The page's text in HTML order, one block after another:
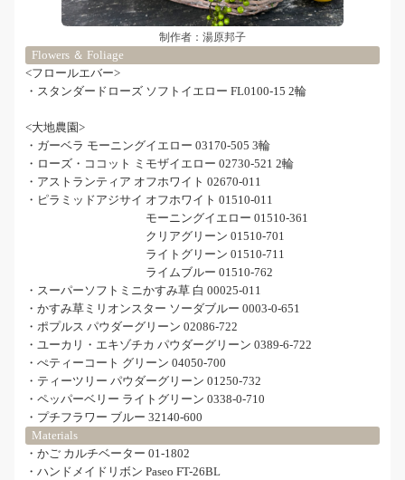
制作者：湯原邦子
Flowers ＆ Foliage
<フロールエバー>
・スタンダードローズ ソフトイエロー FL0100-15 2輪
<大地農園>
・ガーベラ モーニングイエロー 03170-505 3輪
・ローズ・ココット ミモザイエロー 02730-521 2輪
・アストランティア オフホワイト 02670-011
・ピラミッドアジサイ オフホワイト 01510-011
モーニングイエロー 01510-361
クリアグリーン 01510-701
ライトグリーン 01510-711
ライムブルー 01510-762
・スーパーソフトミニかすみ草 白 00025-011
・かすみ草ミリオンスター ソーダブルー 0003-0-651
・ポプルス パウダーグリーン 02086-722
・ユーカリ・エキゾチカ パウダーグリーン 0389-6-722
・ぺティーコート グリーン 04050-700
・ティーツリー パウダーグリーン 01250-732
・ペッパーベリー ライトグリーン 0338-0-710
・プチフラワー ブルー 32140-600
Materials
・かご カルチベーター 01-1802
・ハンドメイドリボン Paseo FT-26BL